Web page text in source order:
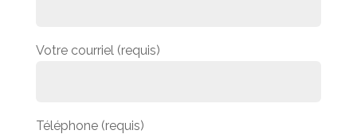
Votre courriel (requis)
Téléphone (requis)